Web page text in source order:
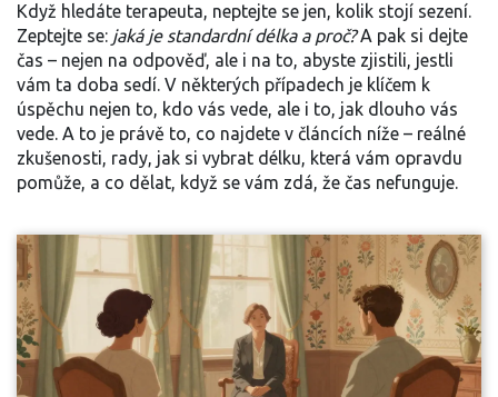
Když hledáte terapeuta, neptejte se jen, kolik stojí sezení.
Zeptejte se: jaká je standardní délka a proč?A pak si dejte
čas – nejen na odpověď, ale i na to, abyste zjistili, jestli
vám ta doba sedí. V některých případech je klíčem k
úspěchu nejen to, kdo vás vede, ale i to, jak dlouho vás
vede. A to je právě to, co najdete v článcích níže – reálné
zkušenosti, rady, jak si vybrat délku, která vám opravdu
pomůže, a co dělat, když se vám zdá, že čas nefunguje.